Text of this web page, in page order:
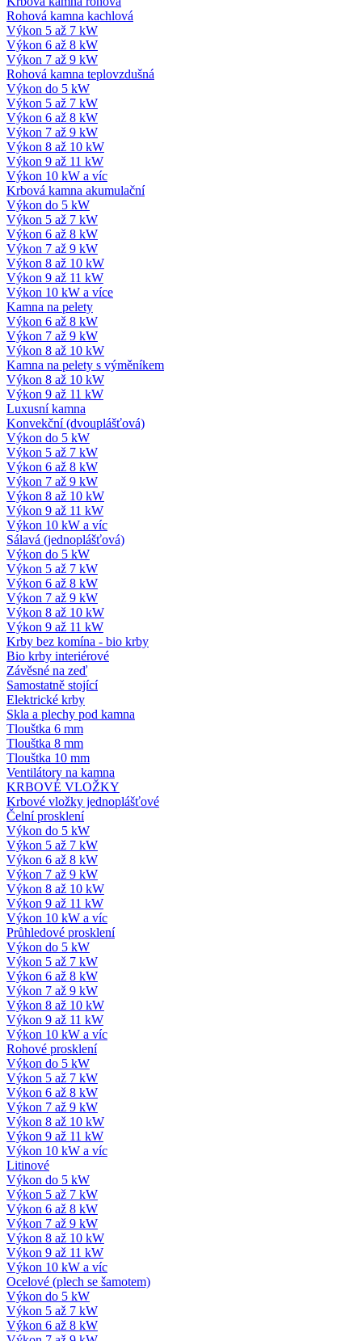
Rohová kamna kachlová
Výkon 5 až 7 kW
Výkon 6 až 8 kW
Výkon 7 až 9 kW
Rohová kamna teplovzdušná
Výkon do 5 kW
Výkon 5 až 7 kW
Výkon 6 až 8 kW
Výkon 7 až 9 kW
Výkon 8 až 10 kW
Výkon 9 až 11 kW
Výkon 10 kW a víc
Krbová kamna akumulační
Výkon do 5 kW
Výkon 5 až 7 kW
Výkon 6 až 8 kW
Výkon 7 až 9 kW
Výkon 8 až 10 kW
Výkon 9 až 11 kW
Výkon 10 kW a více
Kamna na pelety
Výkon 6 až 8 kW
Výkon 7 až 9 kW
Výkon 8 až 10 kW
Kamna na pelety s výměníkem
Výkon 8 až 10 kW
Výkon 9 až 11 kW
Luxusní kamna
Konvekční (dvouplášťová)
Výkon do 5 kW
Výkon 5 až 7 kW
Výkon 6 až 8 kW
Výkon 7 až 9 kW
Výkon 8 až 10 kW
Výkon 9 až 11 kW
Výkon 10 kW a víc
Sálavá (jednoplášťová)
Výkon do 5 kW
Výkon 5 až 7 kW
Výkon 6 až 8 kW
Výkon 7 až 9 kW
Výkon 8 až 10 kW
Výkon 9 až 11 kW
Krby bez komína - bio krby
Bio krby interiérové
Závěsné na zeď
Samostatně stojící
Elektrické krby
Skla a plechy pod kamna
Tlouštka 6 mm
Tlouštka 8 mm
Tlouštka 10 mm
Ventilátory na kamna
KRBOVÉ VLOŽKY
Krbové vložky jednoplášťové
Čelní prosklení
Výkon do 5 kW
Výkon 5 až 7 kW
Výkon 6 až 8 kW
Výkon 7 až 9 kW
Výkon 8 až 10 kW
Výkon 9 až 11 kW
Výkon 10 kW a víc
Průhledové prosklení
Výkon do 5 kW
Výkon 5 až 7 kW
Výkon 6 až 8 kW
Výkon 7 až 9 kW
Výkon 8 až 10 kW
Výkon 9 až 11 kW
Výkon 10 kW a víc
Rohové prosklení
Výkon do 5 kW
Výkon 5 až 7 kW
Výkon 6 až 8 kW
Výkon 7 až 9 kW
Výkon 8 až 10 kW
Výkon 9 až 11 kW
Výkon 10 kW a víc
Litinové
Výkon do 5 kW
Výkon 5 až 7 kW
Výkon 6 až 8 kW
Výkon 7 až 9 kW
Výkon 8 až 10 kW
Výkon 9 až 11 kW
Výkon 10 kW a víc
Ocelové (plech se šamotem)
Výkon do 5 kW
Výkon 5 až 7 kW
Výkon 6 až 8 kW